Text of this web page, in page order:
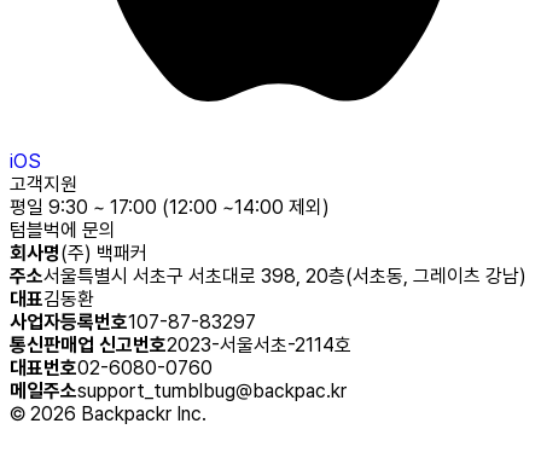
iOS
고객지원
평일 9:30 ~ 17:00 (12:00 ~14:00 제외)
텀블벅에 문의
회사명(주) 백패커
주소서울특별시 서초구 서초대로 398, 20층(서초동, 그레이츠 강남)
대표김동환
사업자등록번호107-87-83297
통신판매업 신고번호2023-서울서초-2114호
대표번호02-6080-0760
메일주소support_tumblbug@backpac.kr
© 2026 Backpackr Inc.